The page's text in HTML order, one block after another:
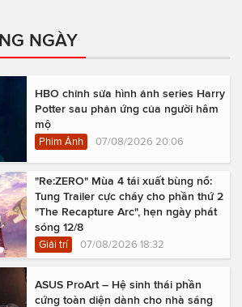
NGÀY
HBO chỉnh sửa hình ảnh series Harry
Potter sau phản ứng của người hâm
mộ
Phim Ảnh 07/08/2026 20:06
"Re:ZERO" Mùa 4 tái xuất bùng nổ:
Tung Trailer cực cháy cho phần thứ 2
"The Recapture Arc", hẹn ngày phát
sóng 12/8
Giải trí 07/08/2026 18:32
ASUS ProArt – Hệ sinh thái phần
cứng toàn diện dành cho nhà sáng